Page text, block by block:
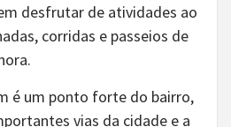
desfrutar de atividades ao
corridas e passeios de
é um ponto forte do bairro,
vias da cidade e a